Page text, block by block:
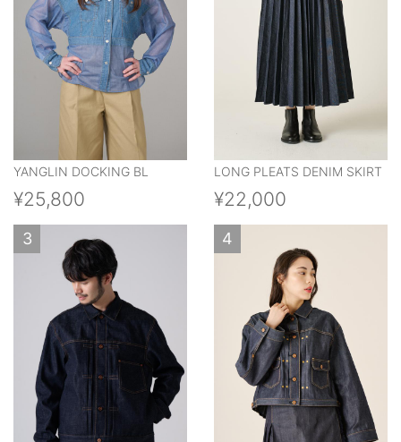
YANGLIN DOCKING BL
¥25,800
LONG PLEATS DENIM SKIRT
¥22,000
3 4